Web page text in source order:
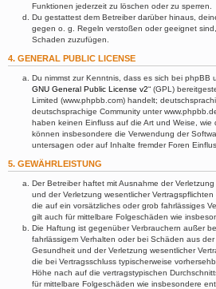
Funktionen jederzeit zu löschen oder zu sperren.
Du gestattest dem Betreiber darüber hinaus,
gegen o. g. Regeln verstoßen oder geeignet
Schaden zuzufügen.
4. GENERAL PUBLIC LICENSE
Du nimmst zur Kenntnis, dass es sich bei phpBB
GNU General Public License v2“ (GPL)
Limited (www.phpbb.com) handelt;
deutschsprachige Community unter
haben keinen Einfluss auf die Art und Weise, wie
können insbesondere die Verwendung der
untersagen oder auf Inhalte fremder Foren
5. GEWÄHRLEISTUNG
Der Betreiber haftet mit Ausnahme der
und der Verletzung wesentlicher
die auf ein vorsätzliches oder grob fahrlässiges
gilt auch für mittelbare Folgeschäden wie
Die Haftung ist gegenüber Verbrauchern außer
fahrlässigem Verhalten oder bei Schäden aus
Gesundheit und der Verletzung wesentlicher
die bei Vertragsschluss typischerweise
Höhe nach auf die vertragstypischen
für mittelbare Folgeschäden wie insbesondere